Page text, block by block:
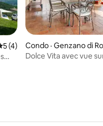
moyenne de 5 sur 5, 4
5 (4)
Condo · Genzano di
Dolce Vita avec vue